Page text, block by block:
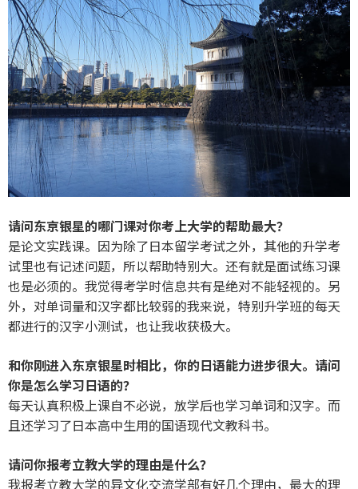
请问东京银星的哪门课对你考上大学的帮助最大？
是论文实践课。因为除了日本留学考试之外，其他的升学考
试里也有记述问题，所以帮助特别大。还有就是面试练习课
也是必须的。我觉得考学时信息共有是绝对不能轻视的。另
外，对单词量和汉字都比较弱的我来说，特别升学班的每天
都进行的汉字小测试，也让我收获极大。
和你刚进入东京银星时相比，你的日语能力进步很大。请问
你是怎么学习日语的？
每天认真积极上课自不必说，放学后也学习单词和汉字。而
且还学习了日本高中生用的国语现代文教科书。
请问你报考立教大学的理由是什么？
我报考立教大学的异文化交流学部有好几个理由，最大的理